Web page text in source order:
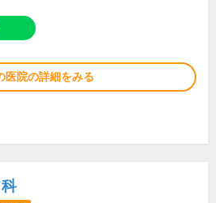
医院の詳細をみる